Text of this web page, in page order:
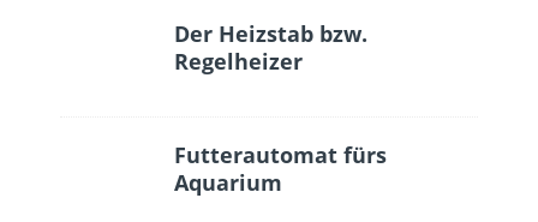
Der Heizstab bzw.
Regelheizer
Futterautomat fürs
Aquarium